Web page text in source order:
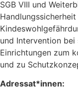
SGB VIII und
und Intervention
Einrichtungen zum
und zu
Adressat*innen: